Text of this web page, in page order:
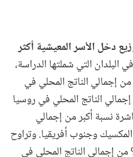
دخل الأسر المعيشية أكثر
البلدان التي شملتها الدراسة،
الإيرادات من 12.2% من إجمالي الناتج المحلي في
ما يقرب من 35% من إجمالي الناتج المحلي في روسيا
نسبة أكبر من إجمالي
المكسيك وجنوب أفريقيا. وتراوح
الإنفاق الاجتماعي من 5.6% من إجمالي الناتج المحلي في